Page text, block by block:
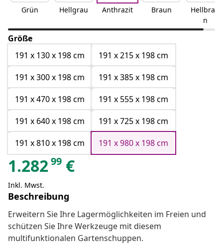
Grün Hellgrau Anthrazit Braun
Hellbrau
n
Größe
191 x 130 x 198 cm
191 x 215 x 198 cm
191 x 300 x 198 cm
191 x 385 x 198 cm
191 x 470 x 198 cm
191 x 555 x 198 cm
191 x 640 x 198 cm
191 x 725 x 198 cm
191 x 810 x 198 cm
191 x 980 x 198 cm
1.28299 €
Inkl. Mwst.
Beschreibung
Erweitern Sie Ihre Lagermöglichkeiten im Freien und
schützen Sie Ihre Werkzeuge mit diesem
multifunktionalen Gartenschuppen.